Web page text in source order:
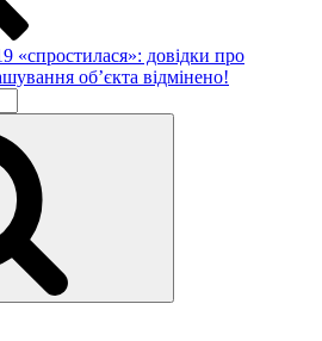
«спростилася»: довідки про
об’єкта відмінено!